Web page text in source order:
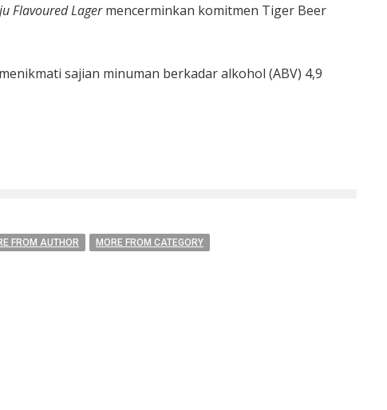
Flavoured Lagermencerminkan komitmen Tiger Beer
sajian minuman berkadar alkohol (ABV) 4,9
FROM AUTHOR MORE FROM CATEGORY